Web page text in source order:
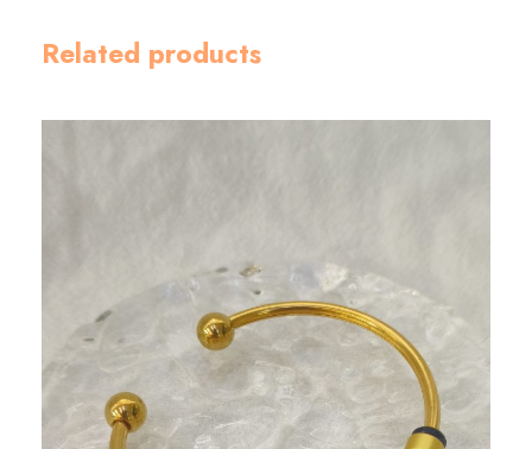
量
》
Related products